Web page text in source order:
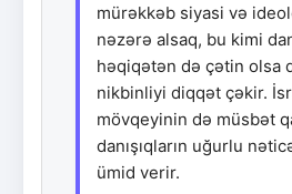
mürəkkəb siyasi və
nəzərə alsaq, bu kimi
həqiqətən də çətin olsa
nikbinliyi diqqət çəkir.
mövqeyinin də müsbət
danışıqların uğurlu
ümid verir.